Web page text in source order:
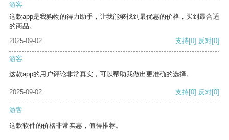
游客
这款app是我购物的得力助手，让我能够找到最优惠的价格，买到最合适
的商品。
2025-09-02
支持[0] 反对[0]
游客
这款app的用户评论非常真实，可以帮助我做出更准确的选择。
2025-09-02 支持[0] 反对[0]
游客
这款软件的价格非常实惠，值得推荐。